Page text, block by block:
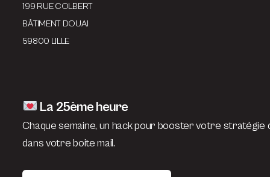
199 RUE COLBERT
BÂTIMENT DOUAI
59800 LILLE
La 25ème heure
Chaque semaine, un hack pour booster votre stratégie
dans votre boite mail.